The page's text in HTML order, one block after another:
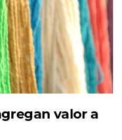
valor a